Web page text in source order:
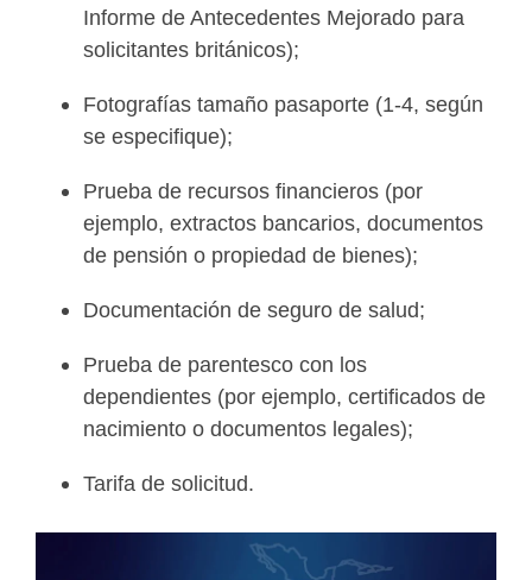
Informe de Antecedentes Mejorado para
solicitantes británicos);
Fotografías tamaño pasaporte (1-4, según
se especifique);
Prueba de recursos financieros (por
ejemplo, extractos bancarios, documentos
de pensión o propiedad de bienes);
Documentación de seguro de salud;
Prueba de parentesco con los
dependientes (por ejemplo, certificados de
nacimiento o documentos legales);
Tarifa de solicitud.